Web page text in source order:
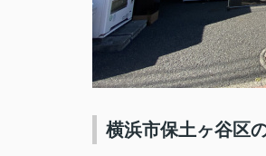
横浜市保土ヶ谷区